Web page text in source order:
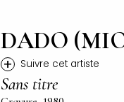
DADO
+ Suivre cet artiste
Sans titre